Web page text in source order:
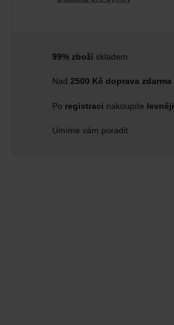
99% zbožískladem
Nad 2500 Kč doprava zdarma
Po registraci nakoupíte levněji
Umíme vám poradit